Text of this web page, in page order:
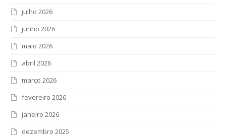
julho 2026
junho 2026
maio 2026
abril 2026
março 2026
fevereiro 2026
janeiro 2026
dezembro 2025